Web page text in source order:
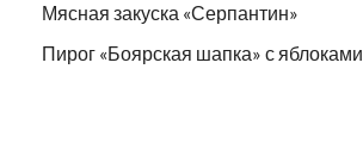
Мясная закуска «Серпантин»
Пирог «Боярская шапка» с яблоками